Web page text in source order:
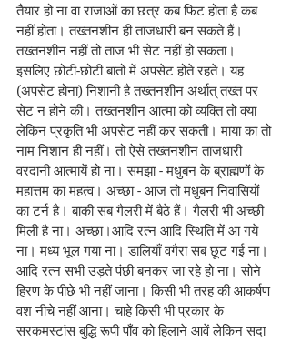
तैयार हो ना वा राजाओं का छत्र कब फिट होता है कब
नहीं होता। तख्तनशीन ही ताजधारी बन सकते हैं।
तख्तनशीन नहीं तो ताज भी सेट नहीं हो सकता।
इसलिए छोटी-छोटी बातों में अपसेट होते रहते। यह
(अपसेट होना) निशानी है तख्तनशीन अर्थात् तख्त पर
सेट न होने की। तख्तनशीन आत्मा को व्यक्ति तो क्या
लेकिन प्रकृति भी अपसेट नहीं कर सकती। माया का तो
नाम निशान ही नहीं। तो ऐसे तख्तनशीन ताजधारी
वरदानी आत्मायें हो ना। समझा - मधुबन के ब्राह्मणों के
महात्तम का महत्व। अच्छा - आज तो मधुबन निवासियों
का टर्न है। बाकी सब गैलरी में बैठे हैं। गैलरी भी अच्छी
मिली है ना। अच्छा।आदि रत्न आदि स्थिति में आ गये
ना। मध्य भूल गया ना। डालियाँ वगैरा सब छूट गई ना।
आदि रत्न सभी उड़ते पंछी बनकर जा रहे हो ना। सोने
हिरण के पीछे भी नहीं जाना। किसी भी तरह की आकर्षण
वश नीचे नहीं आना। चाहे किसी भी प्रकार के
सरकमस्टांस बुद्धि रूपी पाँव को हिलाने आवें लेकिन सदा